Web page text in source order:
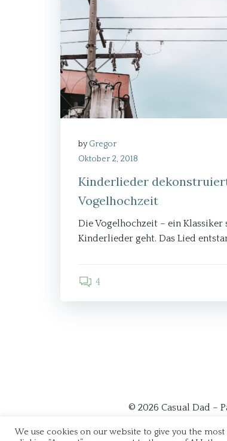
byGregor
Oktober 2, 2018
Kinderlieder
Vogelhochzeit
Die Vogelhochzeit – ein Klassiker
Kinderlieder geht. Das Lied
4
© 2026 Casual Dad –
We use cookies on our website to give you the